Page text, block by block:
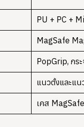
PU + PC +
MagSafe
PopGrip, กร
แนวตั้งและแ
เคส MagSafe